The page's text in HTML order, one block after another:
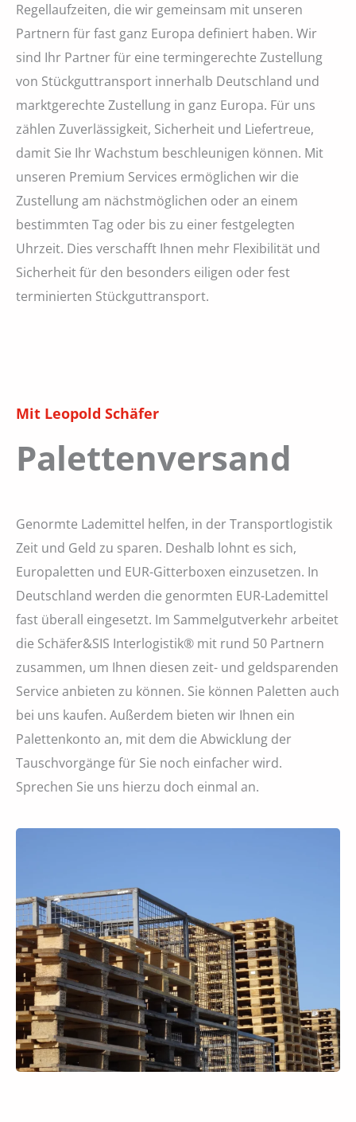
Regellaufzeiten, die wir gemeinsam mit unseren
Partnern für fast ganz Europa definiert haben. Wir
sind Ihr Partner für eine termingerechte Zustellung
von Stückguttransport innerhalb Deutschland und
marktgerechte Zustellung in ganz Europa. Für uns
zählen Zuverlässigkeit, Sicherheit und Liefertreue,
damit Sie Ihr Wachstum beschleunigen können. Mit
unseren Premium Services ermöglichen wir die
Zustellung am nächstmöglichen oder an einem
bestimmten Tag oder bis zu einer festgelegten
Uhrzeit. Dies verschafft Ihnen mehr Flexibilität und
Sicherheit für den besonders eiligen oder fest
terminierten Stückguttransport.
Mit Leopold Schäfer
Palettenversand
Genormte Lademittel helfen, in der Transportlogistik
Zeit und Geld zu sparen. Deshalb lohnt es sich,
Europaletten und EUR-Gitterboxen einzusetzen. In
Deutschland werden die genormten EUR-Lademittel
fast überall eingesetzt. Im Sammelgutverkehr arbeitet
die Schäfer&SIS Interlogistik® mit rund 50 Partnern
zusammen, um Ihnen diesen zeit- und geldsparenden
Service anbieten zu können. Sie können Paletten auch
bei uns kaufen. Außerdem bieten wir Ihnen ein
Palettenkonto an, mit dem die Abwicklung der
Tauschvorgänge für Sie noch einfacher wird.
Sprechen Sie uns hierzu doch einmal an.